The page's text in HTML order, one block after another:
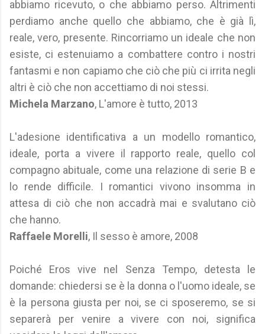
abbiamo ricevuto, o che abbiamo perso. Altrimenti
perdiamo anche quello che abbiamo, che è già lì,
reale, vero, presente. Rincorriamo un ideale che non
esiste, ci estenuiamo a combattere contro i nostri
fantasmi e non capiamo che ciò che più ci irrita negli
altri è ciò che non accettiamo di noi stessi.
Michela Marzano, L'amore è tutto, 2013
L'adesione identificativa a un modello romantico,
ideale, porta a vivere il rapporto reale, quello col
compagno abituale, come una relazione di serie B e
lo rende difficile. I romantici vivono insomma in
attesa di ciò che non accadrà mai e svalutano ciò
che hanno.
Raffaele Morelli, Il sesso è amore, 2008
Poiché Eros vive nel Senza Tempo, detesta le
domande: chiedersi se è la donna o l'uomo ideale, se
è la persona giusta per noi, se ci sposeremo, se si
separerà per venire a vivere con noi, significa